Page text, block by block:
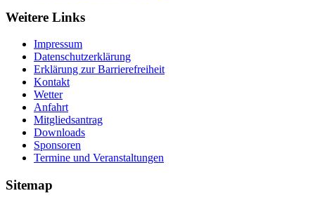
Weitere Links
Impressum
Datenschutzerklärung
Erklärung zur Barriere­frei­heit
Kontakt
Wetter
Anfahrt
Mitgliedsantrag
Downloads
Sponsoren
Termine und Veranstaltungen
Sitemap